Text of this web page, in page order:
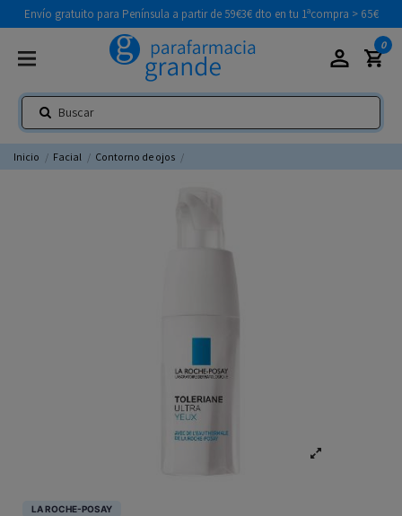
Envío gratuito para Península a partir de 59€3€ dto en tu 1ªcompra > 65€
0
Inicio Facial Contorno de ojos
LA ROCHE-POSAY